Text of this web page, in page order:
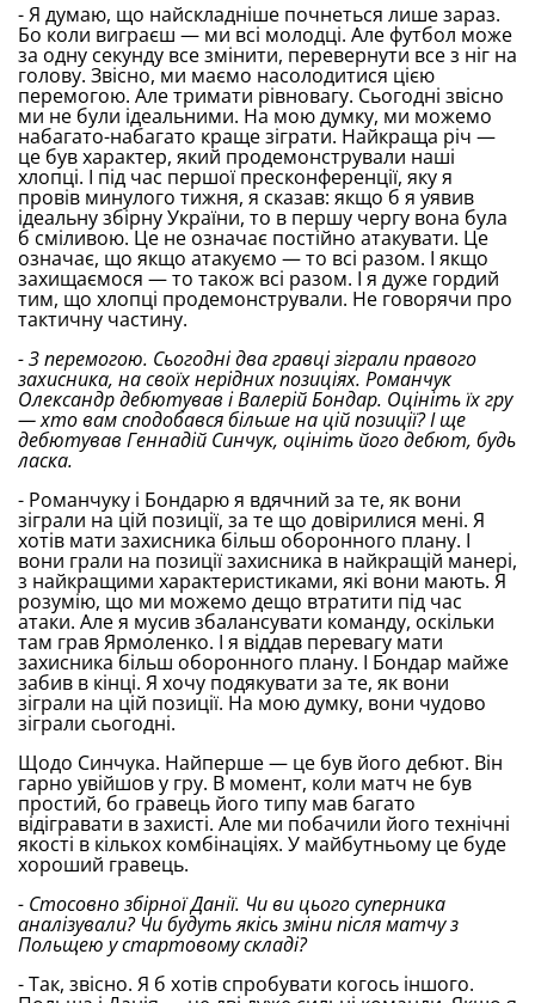
- Я думаю, що найскладніше почнеться лише зараз.
Бо коли виграєш — ми всі молодці. Але футбол може
за одну секунду все змінити, перевернути все з ніг на
голову. Звісно, ми маємо насолодитися цією
перемогою. Але тримати рівновагу. Сьогодні звісно
ми не були ідеальними. На мою думку, ми можемо
набагато-набагато краще зіграти. Найкраща річ —
це був характер, який продемонстрували наші
хлопці. І під час першої пресконференції, яку я
провів минулого тижня, я сказав: якщо б я уявив
ідеальну збірну України, то в першу чергу вона була
б сміливою. Це не означає постійно атакувати. Це
означає, що якщо атакуємо — то всі разом. І якщо
захищаємося — то також всі разом. І я дуже гордий
тим, що хлопці продемонстрували. Не говорячи про
тактичну частину.
- З перемогою. Сьогодні два гравці зіграли правого
захисника, на своїх нерідних позиціях. Романчук
Олександр дебютував і Валерій Бондар. Оцініть їх гру
— хто вам сподобався більше на цій позиції? І ще
дебютував Геннадій Синчук, оцініть його дебют, будь
ласка.
- Романчуку і Бондарю я вдячний за те, як вони
зіграли на цій позиції, за те що довірилися мені. Я
хотів мати захисника більш оборонного плану. І
вони грали на позиції захисника в найкращій манері,
з найкращими характеристиками, які вони мають. Я
розумію, що ми можемо дещо втратити під час
атаки. Але я мусив збалансувати команду, оскільки
там грав Ярмоленко. І я віддав перевагу мати
захисника більш оборонного плану. І Бондар майже
забив в кінці. Я хочу подякувати за те, як вони
зіграли на цій позиції. На мою думку, вони чудово
зіграли сьогодні.
Щодо Синчука. Найперше — це був його дебют. Він
гарно увійшов у гру. В момент, коли матч не був
простий, бо гравець його типу мав багато
відігравати в захисті. Але ми побачили його технічні
якості в кількох комбінаціях. У майбутньому це буде
хороший гравець.
- Стосовно збірної Данії. Чи ви цього суперника
аналізували? Чи будуть якісь зміни після матчу з
Польщею у стартовому складі?
- Так, звісно. Я б хотів спробувати когось іншого.